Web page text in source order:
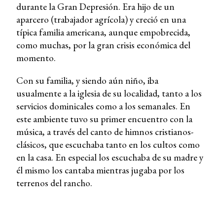
durante la Gran Depresión. Era hijo de un
aparcero (trabajador agrícola) y creció en una
típica familia americana, aunque empobrecida,
como muchas, por la gran crisis económica del
momento.
Con su familia, y siendo aún niño, iba
usualmente a la iglesia de su localidad, tanto a los
servicios dominicales como a los semanales. En
este ambiente tuvo su primer encuentro con la
música, a través del canto de himnos cristianos-
clásicos, que escuchaba tanto en los cultos como
en la casa. En especial los escuchaba de su madre y
él mismo los cantaba mientras jugaba por los
terrenos del rancho.